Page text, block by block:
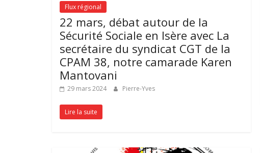
Flux régional
22 mars, débat autour de la
Sécurité Sociale en Isère avec La
secrétaire du syndicat CGT de la
CPAM 38, notre camarade Karen
Mantovani
29 mars 2024 Pierre-Yves
Lire la suite